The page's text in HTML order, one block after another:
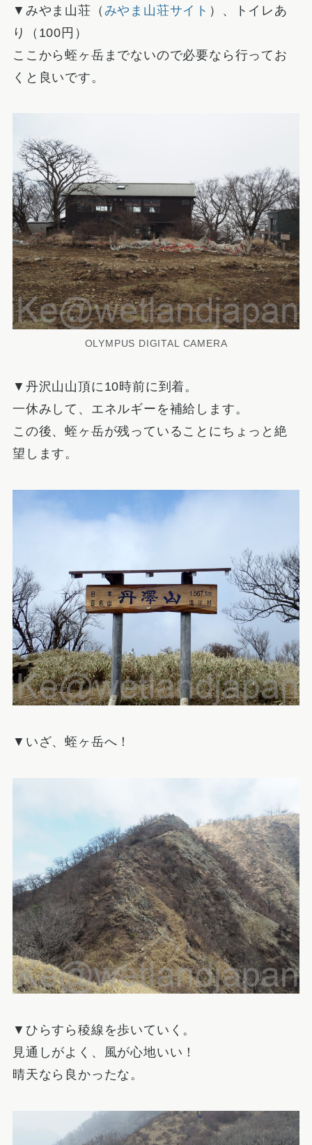
▼みやま山荘（ みやま山荘サイト ）、トイレあ
り（100円）
ここから蛭ヶ岳までないので必要なら行ってお
くと良いです。
OLYMPUS DIGITAL CAMERA
▼丹沢山山頂に10時前に到着。
一休みして、エネルギーを補給します。
この後、蛭ヶ岳が残っていることにちょっと絶
望します。
▼いざ、蛭ヶ岳へ！
▼ひらすら稜線を歩いていく。
見通しがよく、風が心地いい！
晴天なら良かったな。